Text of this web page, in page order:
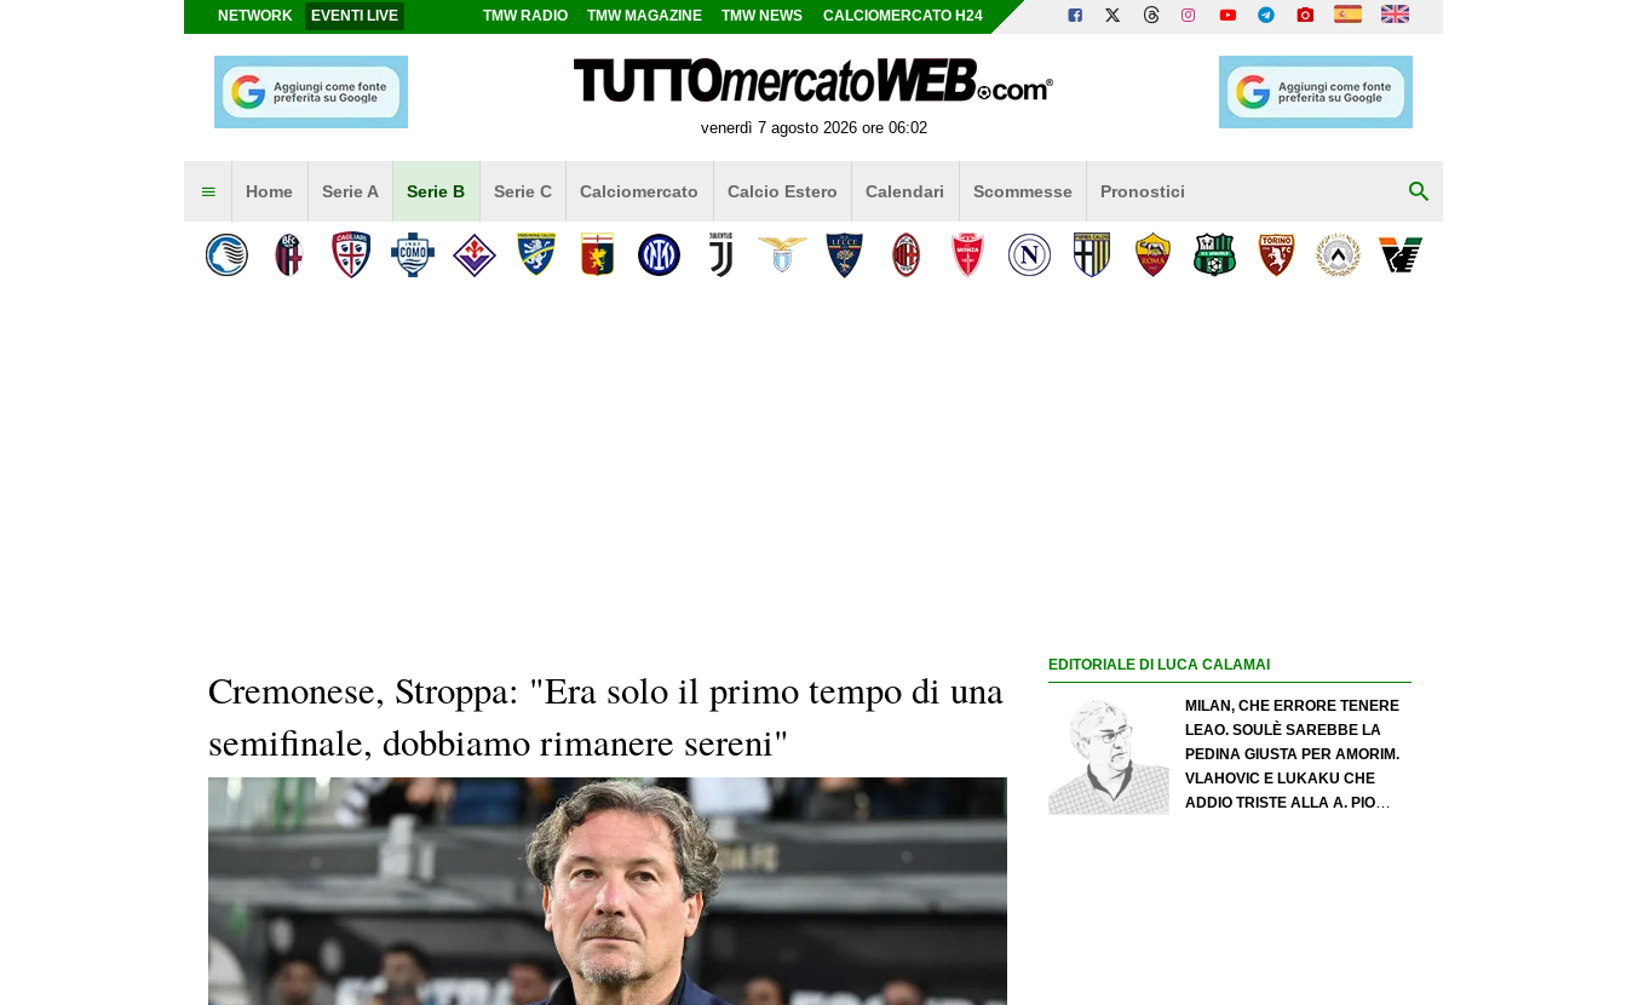
NETWORK EVENTI LIVE TMW RADIO TMW MAGAZINE TMW NEWS CALCIOMERCATO H24
venerdì 7 agosto 2026 ore 06:02
Home Serie A Serie B Serie C Calciomercato Calcio Estero Calendari Scommesse Pronostici
Cremonese, Stroppa: "Era solo il primo tempo di una
semifinale, dobbiamo rimanere sereni"
EDITORIALE DI LUCA CALAMAI
MILAN, CHE ERRORE TENERE
LEAO. SOULÈ SAREBBE LA
PEDINA GIUSTA PER AMORIM.
VLAHOVIC E LUKAKU CHE
ADDIO TRISTE ALLA A. PIO